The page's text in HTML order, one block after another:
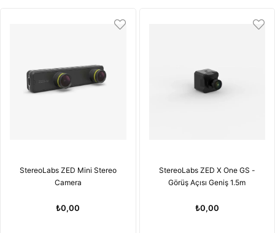
StereoLabs ZED Mini Stereo
Camera
₺0,00
StereoLabs ZED X One GS -
Görüş Açısı Geniş 1.5m
₺0,00